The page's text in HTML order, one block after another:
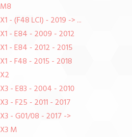
M8
X1 - (F48 LCI) - 2019 -> ...
X1 - E84 - 2009 - 2012
X1 - E84 - 2012 - 2015
X1 - F48 - 2015 - 2018
X2
X3 - E83 - 2004 - 2010
X3 - F25 - 2011 - 2017
X3 - G01/08 - 2017 ->
X3 M